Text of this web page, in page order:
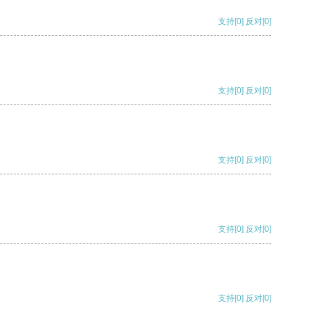
支持[0] 反对[0]
支持[0] 反对[0]
支持[0] 反对[0]
支持[0] 反对[0]
支持[0] 反对[0]